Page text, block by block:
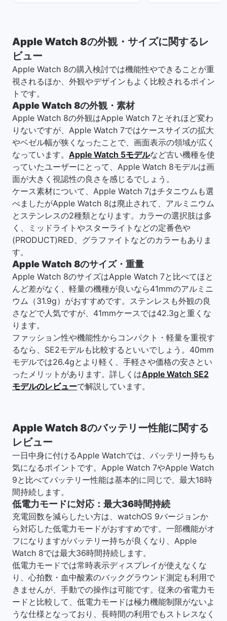
Apple Watch 8の外観・サイズに関するレ
ビュー
Apple Watch 8の購入検討では機能性やできることが重
視されるほか、外観やデザインもよく比較されるポイン
トです。
Apple Watch 8の外観・素材
Apple Watch 8の外観はApple Watch 7とそれほど変わ
りないですが、Apple Watch 7ではケースサイズの拡大
やベゼル幅が狭くなったことで、画面表示の領域が広く
なっています。 Apple Watch 5モデルなど古い機種を使
っていたユーザーにとって、Apple Watch 8モデルは画
面が大きく視認性の良さを感じるでしょう。
ケース素材について、Apple Watch 7はチタニウムも選
べましたがApple Watch 8は廃止されて、アルミニウム
とステンレスの2種類となります。カラーの選択肢は多
く、ミッドライトやスターライトなどの定番色や
(PRODUCT)RED、グラファイトなどのカラーもありま
す。
Apple Watch 8のサイズ・重量
Apple Watch 8のサイズはApple Watch 7と比べてほと
んど差がなく、軽量の機種が良いなら41mmのアルミニ
ウム（31.9g）がおすすめです。ステンレスも外観の良
さなどで人気ですが、41mmケースでは42.3gと重くな
ります。
ファッション性や機能性からコンパクト・軽量を重視す
るなら、SE2モデルも比較するといいでしょう。40mm
モデルでは26.4gとより軽く、手軽さや価格の安さとい
ったメリットがあります。詳しくはApple Watch SE2
モデルのレビューで解説しています。
Apple Watch 8のバッテリー性能に関する
レビュー
一日中身に付けるApple Watchでは、バッテリー持ちも
気になるポイントです。Apple Watch 7やApple Watch
9と比べてバッテリー性能は基本的に同じで、最大18時
間持続します。
低電力モードに対応：最大36時間持続
充電回数を減らしたい方は、watchOS 9バージョンか
ら対応した低電力モードがおすすめです。一部機能がオ
フになりますがバッテリー持ちが良くなり、Apple
Watch 8では最大36時間持続します。
低電力モードでは常時表示ディスプレイが使えなくな
り、心拍数・血中酸素のバックグラウンド測定も利用で
きませんが、手動での操作は可能です。従来の省電力モ
ードと比較して、低電力モードは極力機能制限がないよ
うな仕様となっており、長時間の利用でもストレスなく